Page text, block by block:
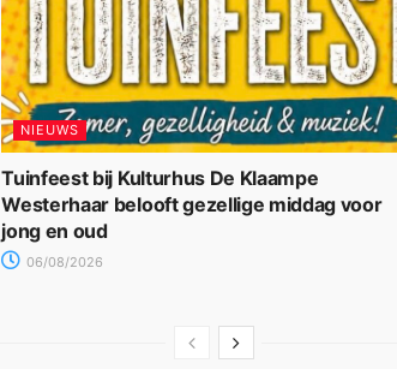
NIEUWS
Tuinfeest bij Kulturhus De Klaampe
Westerhaar belooft gezellige middag voor
jong en oud
06/08/2026